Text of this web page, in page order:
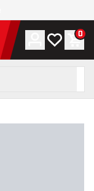
Account
La mia0